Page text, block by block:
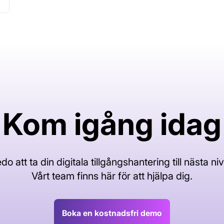
Kom igång idag
att ta din digitala tillgångshantering till nästa
Vårt team finns här för att hjälpa dig.
Boka en kostnadsfri demo